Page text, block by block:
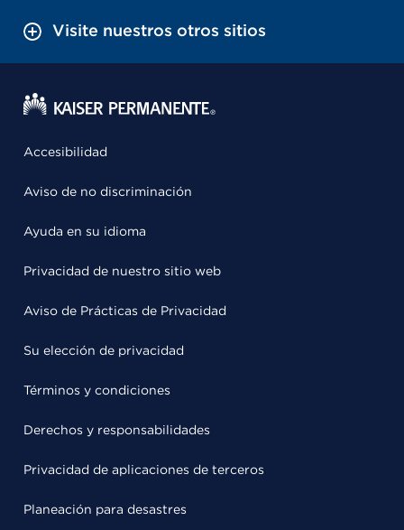
Visite nuestros otros sitios
Accesibilidad
Aviso de no discriminación
Ayuda en su idioma
Privacidad de nuestro sitio web
Aviso de Prácticas de Privacidad
Su elección de privacidad
Términos y condiciones
Derechos y responsabilidades
Privacidad de aplicaciones de terceros
Planeación para desastres